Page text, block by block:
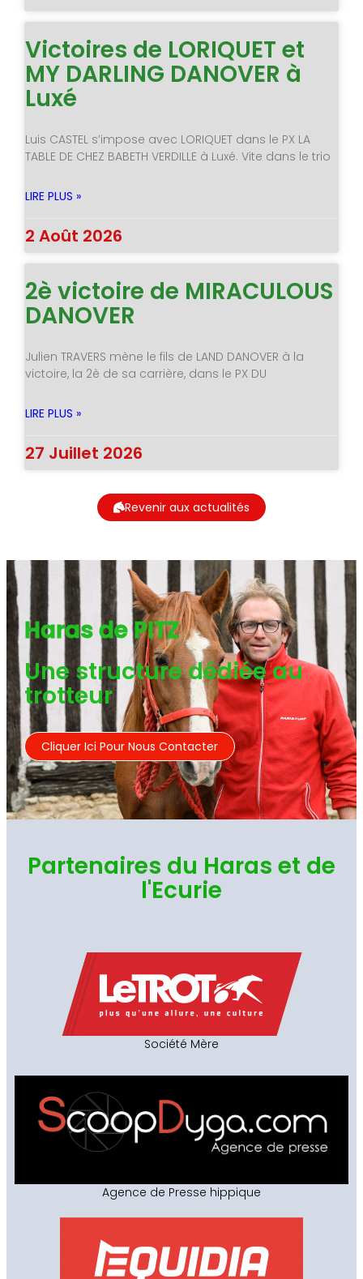
Victoires de LORIQUET et
MY DARLING DANOVER à
Luxé
Luis CASTEL s’impose avec LORIQUET dans le PX LA
TABLE DE CHEZ BABETH VERDILLE à Luxé. Vite dans le trio
LIRE PLUS »
2 Août 2026
2è victoire de MIRACULOUS
DANOVER
Julien TRAVERS mène le fils de LAND DANOVER à la
victoire, la 2è de sa carrière, dans le PX DU
LIRE PLUS »
27 Juillet 2026
Revenir aux actualités
Haras de PITZ
Une structure dédiée au
trotteur
Cliquer Ici Pour Nous Contacter
Partenaires du Haras et de
l'Ecurie
Société Mère
Agence de Presse hippique